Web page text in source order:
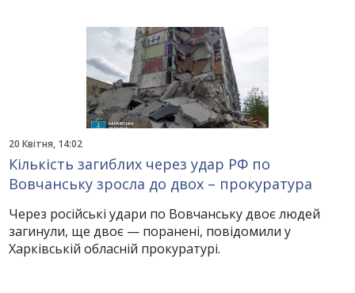
20 Квітня, 14:02
Кількість загиблих через удар РФ по
Вовчанську зросла до двох – прокуратура
Через російські удари по Вовчанську двоє людей
загинули, ще двоє — поранені, повідомили у
Харківській обласній прокуратурі.